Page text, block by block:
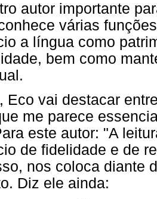
autor importante
várias
a língua como
bem como
Eco vai destacar
me parece
este autor: "A
de fidelidade e de
nos coloca diante
Diz ele ainda: